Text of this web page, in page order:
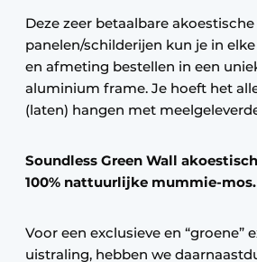
Deze zeer betaalbare akoestische
panelen/schilderijen kun je in
en afmeting bestellen in een
aluminium frame. Je hoeft het
(laten) hangen met
Soundless Green Wall
100% nattuurlijke mummie-mos.
Voor een exclusieve en “groene”
uistraling, hebben we